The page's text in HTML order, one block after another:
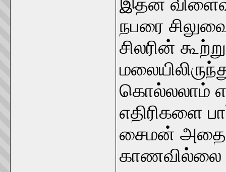
நபரை
சிலரின்
கொல்லலாம்
எதிரிகளை
சைமன் அதை
காணவில்லை